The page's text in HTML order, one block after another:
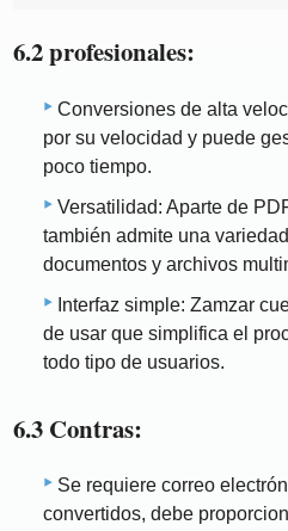
6.2 profesionales:
Conversiones de alta
por su velocidad y puede
poco tiempo.
Versatilidad: Aparte de
también admite una
documentos y archivos
Interfaz simple: Zamzar
de usar que simplifica el
todo tipo de usuarios.
6.3 Contras:
Se requiere correo
convertidos, debe